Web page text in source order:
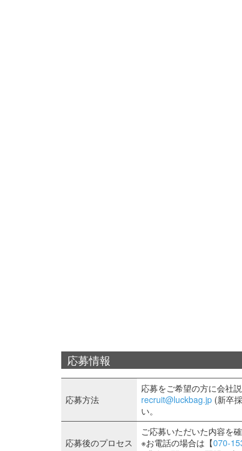
応募情報
応募方法
応募をご希望の方に会社
recruit@luckbag.jp (新卒
い。
応募後のプロセス
ご応募いただいた内容を
※お電話の場合は【070-